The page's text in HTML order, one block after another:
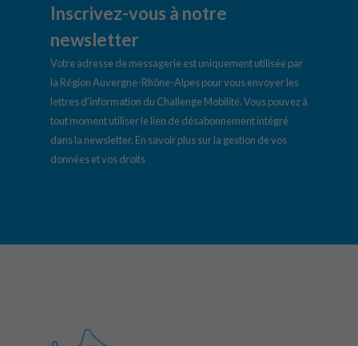
Inscrivez-vous à notre
newsletter
Votre adresse de messagerie est uniquement utilisée par
la Région Auvergne-Rhône-Alpes pour vous envoyer les
lettres d’information du Challenge Mobilité. Vous pouvez à
tout moment utiliser le lien de désabonnement intégré
dans la newsletter. En savoir plus sur la gestion de vos
données et vos droits